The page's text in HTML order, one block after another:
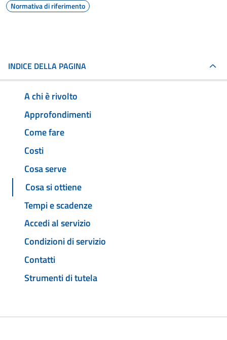
Normativa di riferimento
INDICE DELLA PAGINA
A chi è rivolto
Approfondimenti
Come fare
Costi
Cosa serve
Cosa si ottiene
Tempi e scadenze
Accedi al servizio
Condizioni di servizio
Contatti
Strumenti di tutela